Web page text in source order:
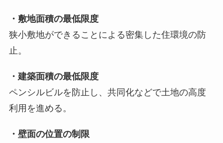
・敷地面積の最低限度
狭小敷地ができることによる密集した住環境の防
止。
・建築面積の最低限度
ペンシルビルを防止し、共同化などで土地の高度
利用を進める。
・壁面の位置の制限